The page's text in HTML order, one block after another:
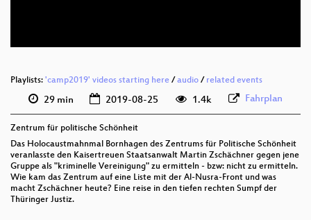
Playlists: 'camp2019' videos starting here / audio / related events
29 min 2019-08-25 1.4k Fahrplan
Zentrum für politische Schönheit
Das Holocaustmahnmal Bornhagen des Zentrums für Politische Schönheit
veranlasste den Kaisertreuen Staatsanwalt Martin Zschächner gegen jene
Gruppe als "kriminelle Vereinigung" zu ermitteln - bzw: nicht zu ermitteln.
Wie kam das Zentrum auf eine Liste mit der Al-Nusra-Front und was
macht Zschächner heute? Eine reise in den tiefen rechten Sumpf der
Thüringer Justiz.